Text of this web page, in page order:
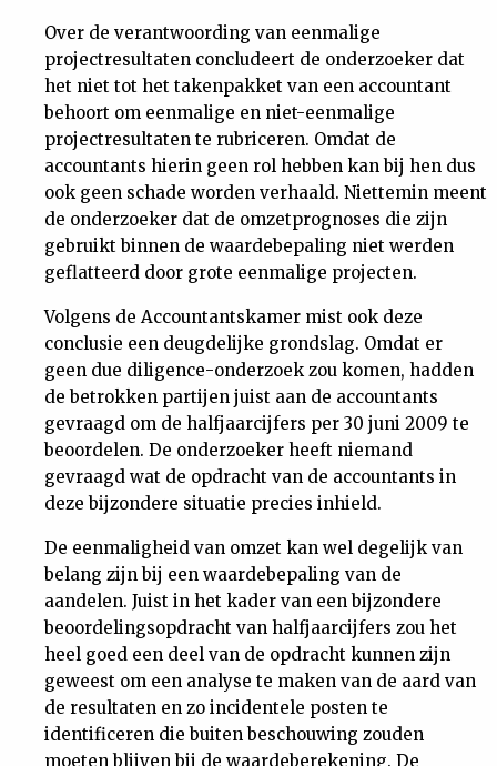
Over de verantwoording van eenmalige
projectresultaten concludeert de onderzoeker dat
het niet tot het takenpakket van een accountant
behoort om eenmalige en niet-eenmalige
projectresultaten te rubriceren. Omdat de
accountants hierin geen rol hebben kan bij hen dus
ook geen schade worden verhaald. Niettemin meent
de onderzoeker dat de omzetprognoses die zijn
gebruikt binnen de waardebepaling niet werden
geflatteerd door grote eenmalige projecten.
Volgens de Accountantskamer mist ook deze
conclusie een deugdelijke grondslag. Omdat er
geen due diligence-onderzoek zou komen, hadden
de betrokken partijen juist aan de accountants
gevraagd om de halfjaarcijfers per 30 juni 2009 te
beoordelen. De onderzoeker heeft niemand
gevraagd wat de opdracht van de accountants in
deze bijzondere situatie precies inhield.
De eenmaligheid van omzet kan wel degelijk van
belang zijn bij een waardebepaling van de
aandelen. Juist in het kader van een bijzondere
beoordelingsopdracht van halfjaarcijfers zou het
heel goed een deel van de opdracht kunnen zijn
geweest om een analyse te maken van de aard van
de resultaten en zo incidentele posten te
identificeren die buiten beschouwing zouden
moeten blijven bij de waardeberekening. De